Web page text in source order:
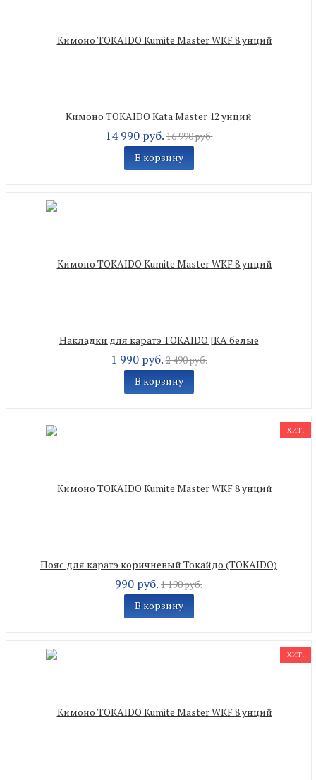
Кимоно TOKAIDO Kata Master 12 унций
14 990 руб.16 990 руб.
В корзину
Накладки для каратэ TOKAIDO JKA белые
1 990 руб.2 490 руб.
В корзину
ХИТ!
Пояс для каратэ коричневый Токайдо (TOKAIDO)
990 руб. 1 190 руб.
В корзину
ХИТ!